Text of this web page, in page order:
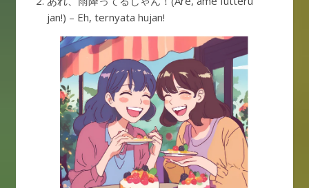
jan!) – Eh, ternyata hujan!